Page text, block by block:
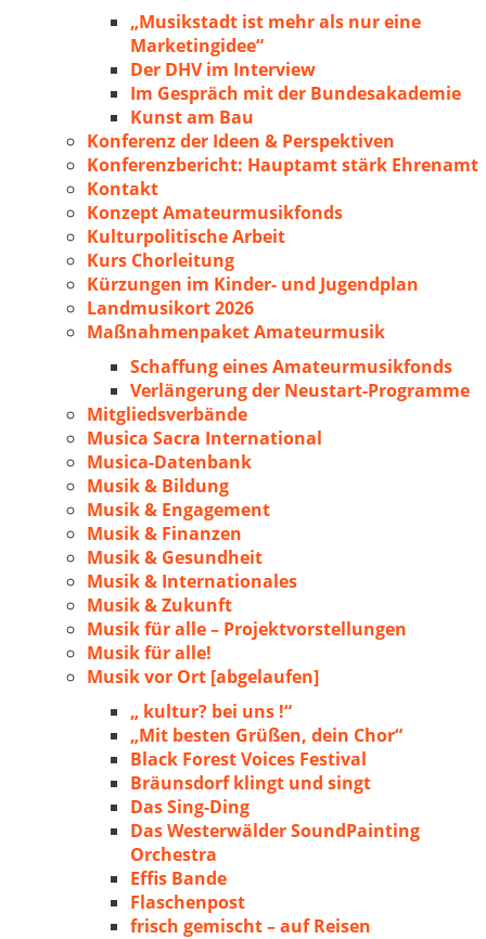
„Musikstadt ist mehr als nur eine
Marketingidee“
Der DHV im Interview
Im Gespräch mit der Bundesakademie
Kunst am Bau
Konferenz der Ideen & Perspektiven
Konferenzbericht: Hauptamt stärk Ehrenamt
Kontakt
Konzept Amateurmusikfonds
Kulturpolitische Arbeit
Kurs Chorleitung
Kürzungen im Kinder- und Jugendplan
Landmusikort 2026
Maßnahmenpaket Amateurmusik
Schaffung eines Amateurmusikfonds
Verlängerung der Neustart-Programme
Mitgliedsverbände
Musica Sacra International
Musica-Datenbank
Musik & Bildung
Musik & Engagement
Musik & Finanzen
Musik & Gesundheit
Musik & Internationales
Musik & Zukunft
Musik für alle – Projektvorstellungen
Musik für alle!
Musik vor Ort [abgelaufen]
„ kultur? bei uns !“
„Mit besten Grüßen, dein Chor“
Black Forest Voices Festival
Bräunsdorf klingt und singt
Das Sing-Ding
Das Westerwälder SoundPainting
Orchestra
Effis Bande
Flaschenpost
frisch gemischt – auf Reisen